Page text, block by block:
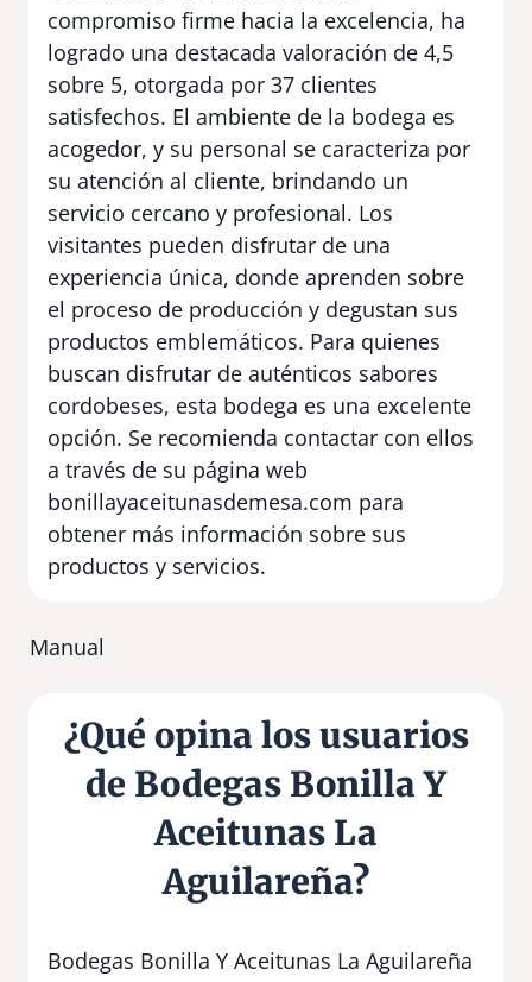
compromiso firme hacia la excelencia, ha
logrado una destacada valoración de 4,5
sobre 5, otorgada por 37 clientes
satisfechos. El ambiente de la bodega es
acogedor, y su personal se caracteriza por
su atención al cliente, brindando un
servicio cercano y profesional. Los
visitantes pueden disfrutar de una
experiencia única, donde aprenden sobre
el proceso de producción y degustan sus
productos emblemáticos. Para quienes
buscan disfrutar de auténticos sabores
cordobeses, esta bodega es una excelente
opción. Se recomienda contactar con ellos
a través de su página web
bonillayaceitunasdemesa.com para
obtener más información sobre sus
productos y servicios.
Manual
¿Qué opina los usuarios
de Bodegas Bonilla Y
Aceitunas La
Aguilareña?
Bodegas Bonilla Y Aceitunas La Aguilareña